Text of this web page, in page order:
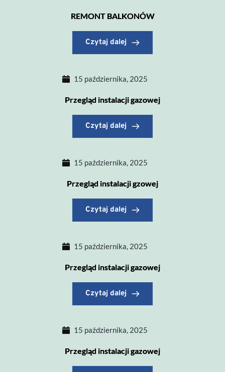
REMONT BALKONÓW
Czytaj dalej
15 października, 2025
Przegląd instalacji gazowej
Czytaj dalej
15 października, 2025
Przegląd instalacji gzowej
Czytaj dalej
15 października, 2025
Przegląd instalacji gazowej
Czytaj dalej
15 października, 2025
Przegląd instalacji gazowej